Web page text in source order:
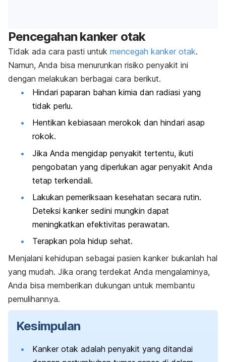
Pencegahan kanker otak
Tidak ada cara pasti untuk mencegah kanker otak.
Namun, Anda bisa menurunkan risiko penyakit ini
dengan melakukan berbagai cara berikut.
Hindari paparan bahan kimia dan radiasi yang
tidak perlu.
Hentikan kebiasaan merokok dan hindari asap
rokok.
Jika Anda mengidap penyakit tertentu, ikuti
pengobatan yang diperlukan agar penyakit Anda
tetap terkendali.
Lakukan pemeriksaan kesehatan secara rutin.
Deteksi kanker sedini mungkin dapat
meningkatkan efektivitas perawatan.
Terapkan pola hidup sehat.
Menjalani kehidupan sebagai pasien kanker bukanlah hal
yang mudah. Jika orang terdekat Anda mengalaminya,
Anda bisa memberikan dukungan untuk membantu
pemulihannya.
Kesimpulan
Kanker otak adalah penyakit yang ditandai